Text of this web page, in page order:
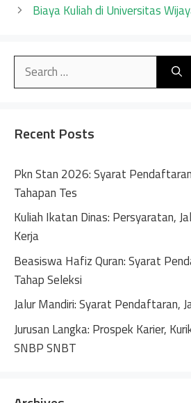
Biaya Kuliah di Universitas
Search
Recent Posts
Pkn Stan 2026: Syarat
Tahapan Tes
Kuliah Ikatan Dinas: Persyaratan,
Kerja
Beasiswa Hafiz Quran: Syarat
Tahap Seleksi
Jalur Mandiri: Syarat Pendaftaran,
Jurusan Langka: Prospek Karier,
SNBP SNBT